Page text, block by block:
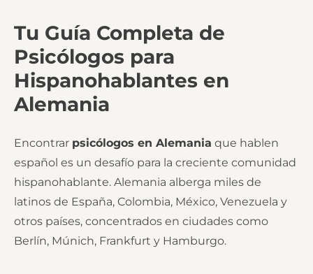
Tu Guía Completa de
Psicólogos para
Hispanohablantes en
Alemania
Encontrar psicólogos en Alemania que hablen
español es un desafío para la creciente comunidad
hispanohablante. Alemania alberga miles de
latinos de España, Colombia, México, Venezuela y
otros países, concentrados en ciudades como
Berlín, Múnich, Frankfurt y Hamburgo.